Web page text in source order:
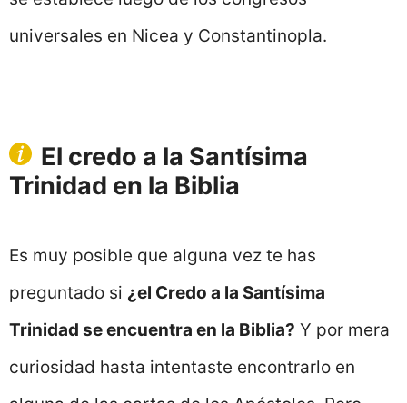
universales en Nicea y Constantinopla.
El credo a la Santísima
Trinidad en la Biblia
Es muy posible que alguna vez te has
preguntado si ¿el Credo a la Santísima
Trinidad se encuentra en la Biblia? Y por mera
curiosidad hasta intentaste encontrarlo en